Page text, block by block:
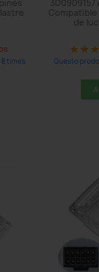
times
Compatible
de
star star star
Questo